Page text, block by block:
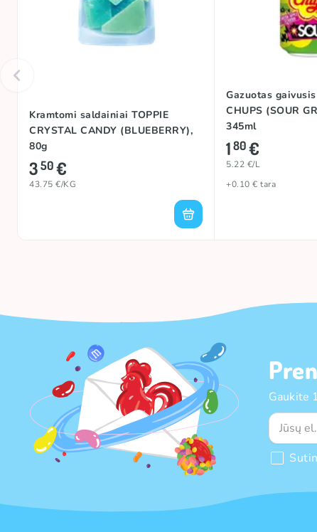
Kramtomi saldainiai TOPPIE
CRYSTAL CANDY (BLUEBERRY),
80g
350€
43.75 €/KG
Gazuotas
CHUPS (SOUR
345ml
180€
5.22 €/L
+0.10 € tara
Gaukite